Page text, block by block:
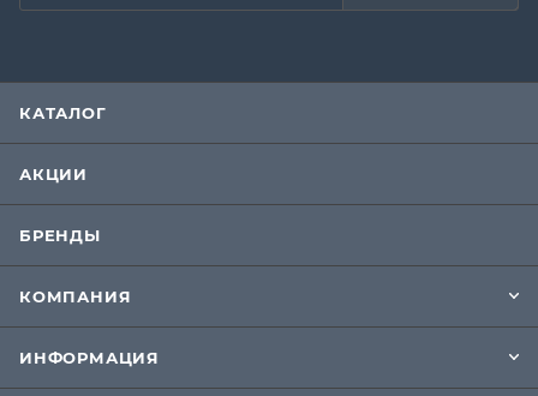
КАТАЛОГ
АКЦИИ
БРЕНДЫ
КОМПАНИЯ
ИНФОРМАЦИЯ